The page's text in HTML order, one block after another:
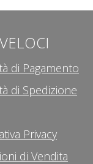
di Pagamento
di Spedizione
Privacy
di Vendita